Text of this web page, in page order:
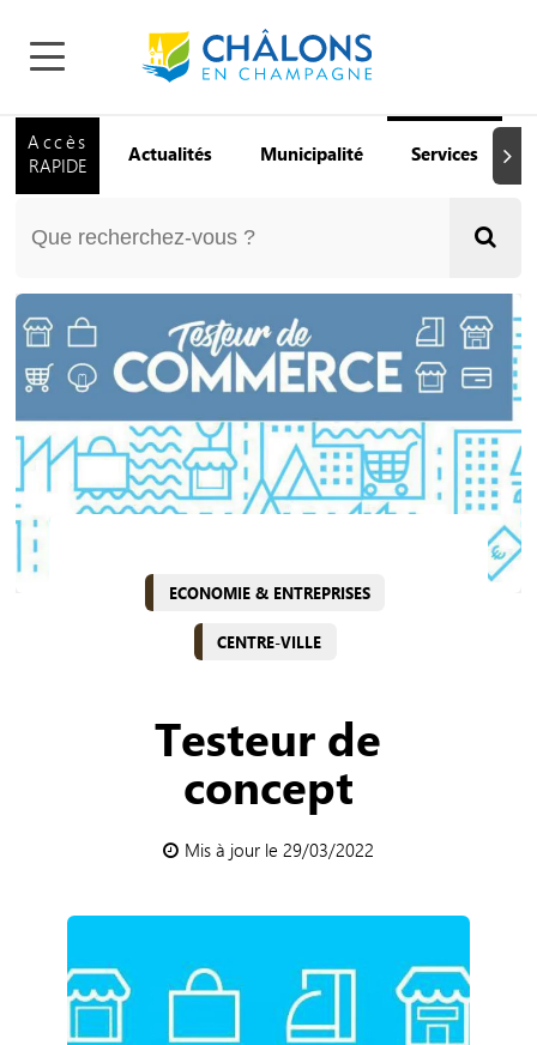
Accès
RAPIDE
Actualités Municipalité Services
ECONOMIE & ENTREPRISES
CENTRE-VILLE
Testeur de
concept
Mis à jour le 29/03/2022